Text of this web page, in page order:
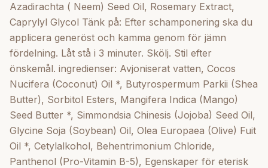
Azadirachta ( Neem) Seed Oil, Rosemary Extract,
Caprylyl Glycol Tänk på: Efter schamponering ska du
applicera generöst och kamma genom för jämn
fördelning. Låt stå i 3 minuter. Skölj. Stil efter
önskemål. ingredienser: Avjoniserat vatten, Cocos
Nucifera (Coconut) Oil *, Butyrospermum Parkii (Shea
Butter), Sorbitol Esters, Mangifera Indica (Mango)
Seed Butter *, Simmondsia Chinesis (Jojoba) Seed Oil,
Glycine Soja (Soybean) Oil, Olea Europaea (Olive) Fuit
Oil *, Cetylalkohol, Behentrimonium Chloride,
Panthenol (Pro-Vitamin B-5), Egenskaper för eterisk